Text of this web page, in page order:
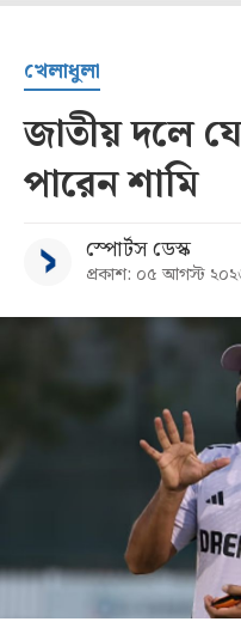
খেলাধুলা
জাতীয় দলে
পারেন শামি
স্পোর্টস ডেস্ক
প্রকাশ: ০৫ আগস্ট